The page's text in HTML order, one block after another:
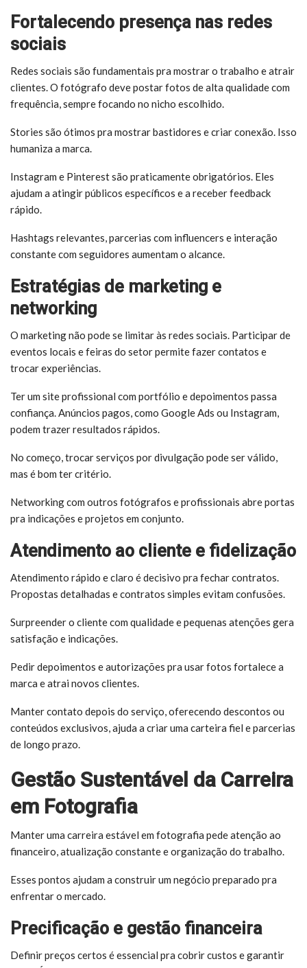
Fortalecendo presença nas redes
sociais
Redes sociais são fundamentais pra mostrar o trabalho e atrair
clientes. O fotógrafo deve postar fotos de alta qualidade com
frequência, sempre focando no nicho escolhido.
Stories são ótimos pra mostrar bastidores e criar conexão. Isso
humaniza a marca.
Instagram e Pinterest são praticamente obrigatórios. Eles
ajudam a atingir públicos específicos e a receber feedback
rápido.
Hashtags relevantes, parcerias com influencers e interação
constante com seguidores aumentam o alcance.
Estratégias de marketing e
networking
O marketing não pode se limitar às redes sociais. Participar de
eventos locais e feiras do setor permite fazer contatos e
trocar experiências.
Ter um site profissional com portfólio e depoimentos passa
confiança. Anúncios pagos, como Google Ads ou Instagram,
podem trazer resultados rápidos.
No começo, trocar serviços por divulgação pode ser válido,
mas é bom ter critério.
Networking com outros fotógrafos e profissionais abre portas
pra indicações e projetos em conjunto.
Atendimento ao cliente e fidelização
Atendimento rápido e claro é decisivo pra fechar contratos.
Propostas detalhadas e contratos simples evitam confusões.
Surpreender o cliente com qualidade e pequenas atenções gera
satisfação e indicações.
Pedir depoimentos e autorizações pra usar fotos fortalece a
marca e atrai novos clientes.
Manter contato depois do serviço, oferecendo descontos ou
conteúdos exclusivos, ajuda a criar uma carteira fiel e parcerias
de longo prazo.
Gestão Sustentável da Carreira
em Fotografia
Manter uma carreira estável em fotografia pede atenção ao
financeiro, atualização constante e organização do trabalho.
Esses pontos ajudam a construir um negócio preparado pra
enfrentar o mercado.
Precificação e gestão financeira
Definir preços certos é essencial pra cobrir custos e garantir